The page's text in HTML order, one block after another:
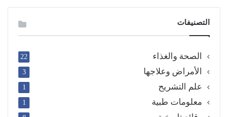
التصنيفات
الصحة والغذاء 22
الأمراض وعلاجها 3
علم التشريح 1
معلومات طبية 1